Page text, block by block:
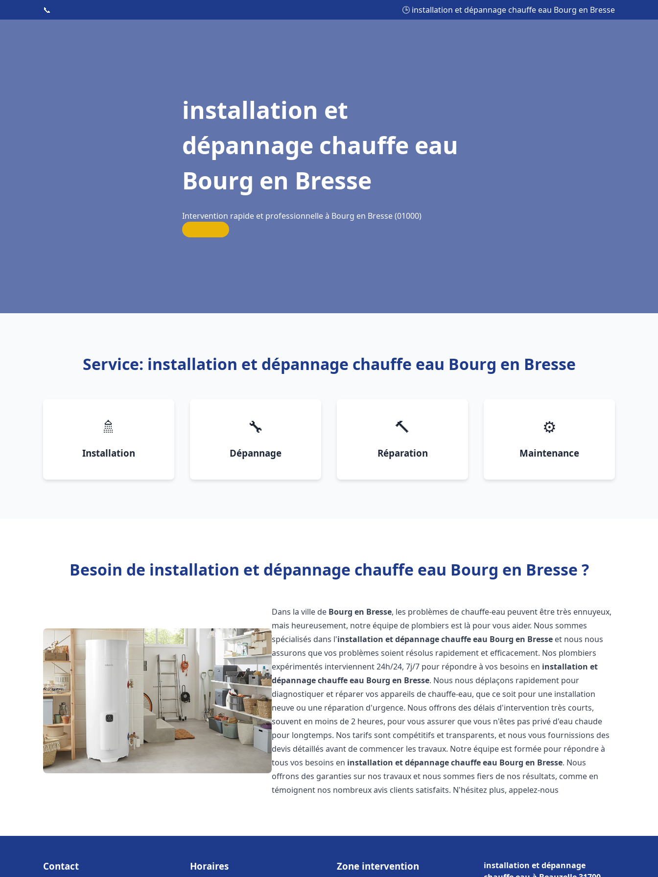
📞 🕒 installation et dépannage chauffe eau Bourg en Bresse
installation et
dépannage chauffe eau
Bourg en Bresse
Intervention rapide et professionnelle à Bourg en Bresse (01000)
Service: installation et dépannage chauffe eau Bourg en Bresse
🚿
Installation
🔧
Dépannage
🔨
Réparation
⚙️
Maintenance
Besoin de installation et dépannage chauffe eau Bourg en Bresse ?
Dans la ville de Bourg en Bresse, les problèmes de chauffe-eau peuvent être très ennuyeux,
mais heureusement, notre équipe de plombiers est là pour vous aider. Nous sommes
spécialisés dans l'installation et dépannage chauffe eau Bourg en Bresse et nous nous
assurons que vos problèmes soient résolus rapidement et efficacement. Nos plombiers
expérimentés interviennent 24h/24, 7j/7 pour répondre à vos besoins en installation et
dépannage chauffe eau Bourg en Bresse. Nous nous déplaçons rapidement pour
diagnostiquer et réparer vos appareils de chauffe-eau, que ce soit pour une installation
neuve ou une réparation d'urgence. Nous offrons des délais d'intervention très courts,
souvent en moins de 2 heures, pour vous assurer que vous n'êtes pas privé d'eau chaude
pour longtemps. Nos tarifs sont compétitifs et transparents, et nous vous fournissions des
devis détaillés avant de commencer les travaux. Notre équipe est formée pour répondre à
tous vos besoins en installation et dépannage chauffe eau Bourg en Bresse. Nous
offrons des garanties sur nos travaux et nous sommes fiers de nos résultats, comme en
témoignent nos nombreux avis clients satisfaits. N'hésitez plus, appelez-nous
Contact Horaires Zone intervention
installation et dépannage